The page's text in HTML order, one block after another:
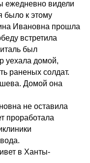
ежедневно видели
было к этому
Ивановна прошла
встретила
был
уехала домой,
раненых солдат.
Домой она
не оставила
проработала
в Ханты-